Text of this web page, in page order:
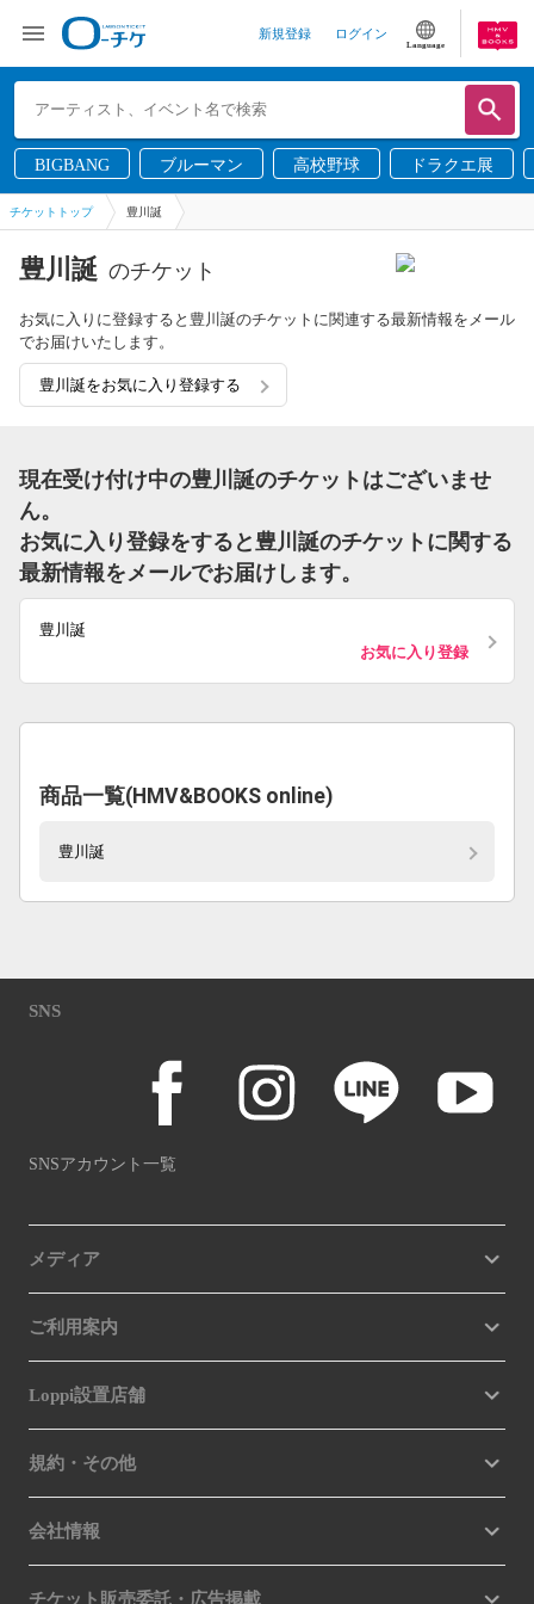
新規登録 ログイン
Language
BIGBANG ブルーマン 高校野球 ドラクエ展
チケットトップ 豊川誕
豊川誕 のチケット
お気に入りに登録すると豊川誕のチケットに関連する最新情報をメール
でお届けいたします。
豊川誕をお気に入り登録する
現在受け付け中の豊川誕のチケットはございませ
ん。
お気に入り登録をすると豊川誕のチケットに関する
最新情報をメールでお届けします。
豊川誕
お気に入り登録
商品一覧(HMV&BOOKS online)
豊川誕
SNS
SNSアカウント一覧
メディア
ご利用案内
Loppi設置店舗
規約・その他
会社情報
チケット販売委託・広告掲載